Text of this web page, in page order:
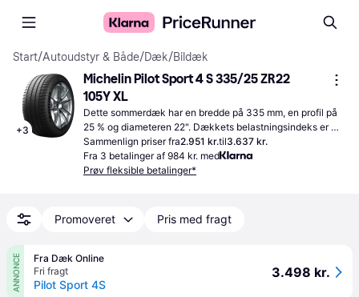
Start/Autoudstyr & Både/Dæk/Bildæk
+3
Michelin Pilot Sport 4 S 335/25 ZR22
105Y XL
Dette sommerdæk har en bredde på 335 mm, en profil på
25 % og diameteren 22". Dækkets belastningsindeks er
105, hvilket betyder, at det kan modstå en temmelig høj
belastning.
Sammenlign priser fra2.951 kr.til3.637 kr.
Fra 3 betalinger af 984 kr. med
Prøv fleksible betalinger*
Promoveret Pris med fragt
ANNONCE
Fra Dæk Online
Fri fragt
Pilot Sport 4S
3.498 kr.